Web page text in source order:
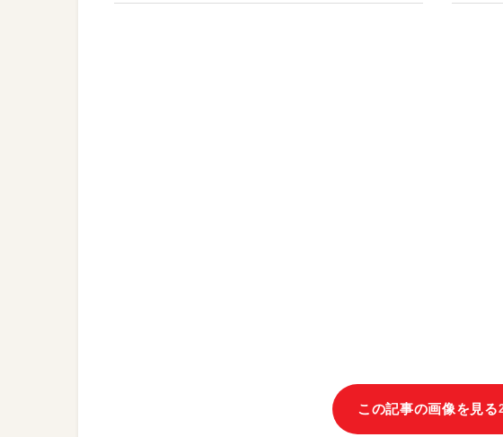
この記事の画像を見る